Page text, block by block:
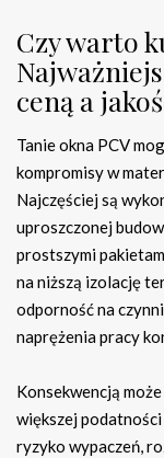
Czy warto
ceną a
Tanie okna PCV
kompromisy w
Najczęściej są
uproszczonej
prostszymi
na niższą izolację
odporność na
naprężenia pracy
Konsekwencją
większej
ryzyko wypaczeń,